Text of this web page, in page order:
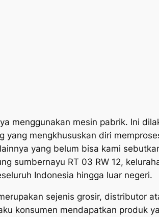
menggunakan mesin pabrik. Ini
mengkhususkan diri
yang belum bisa kami
sumbernayu RT 03 RW 12,
Indonesia hingga luar negeri.
sejenis grosir, distributor
konsumen mendapatkan produk